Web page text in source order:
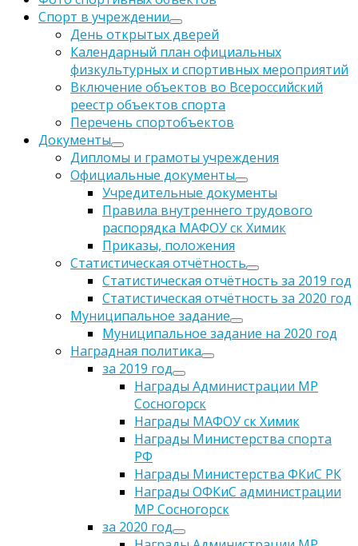
Спорт в учреждении
День открытых дверей
Календарный план официальных
физкультурных и спортивных мероприятий
Включение объектов во Всероссийский
реестр объектов спорта
Перечень спортобъектов
Документы
Дипломы и грамоты учреждения
Официальные документы
Учредительные документы
Правила внутреннего трудового
распорядка МАФОУ ск Химик
Приказы, положения
Статистическая отчётность
Статистическая отчётность за 2019 год
Статистическая отчётность за 2020 год
Муниципальное задание
Муниципальное задание на 2020 год
Наградная политика
за 2019 год
Награды Администрации МР
Сосногорск
Награды МАФОУ ск Химик
Награды Министерства спорта
РФ
Награды Министерства ФКиС РК
Награды ОФКиС администрации
МР Сосногорск
за 2020 год